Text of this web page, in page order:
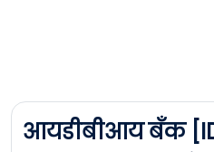
आयडीबीआय बँक